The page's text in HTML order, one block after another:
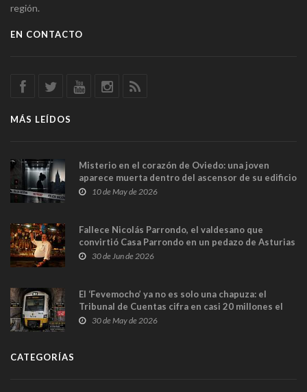
región.
EN CONTACTO
MÁS LEÍDOS
Misterio en el corazón de Oviedo: una joven
aparece muerta dentro del ascensor de su edificio
y las cámaras captan sus últimos minutos
10 de May de 2026
Fallece Nicolás Parrondo, el valdesano que
convirtió Casa Parrondo en un pedazo de Asturias
en Madrid
30 de Jun de 2026
El ‘Fevemocho’ ya no es solo una chapuza: el
Tribunal de Cuentas cifra en casi 20 millones el
sobrecoste de los trenes que no cabían por los
30 de May de 2026
CATEGORÍAS